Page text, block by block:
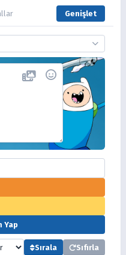
Genişlet
Yap
Sırala Sıfırla